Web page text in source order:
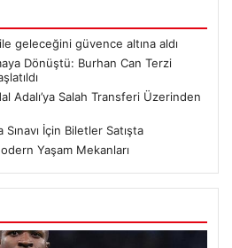
geleceğini güvence altına aldı
Dönüştü: Burhan Can Terzi
Adalı’ya Salah Transferi Üzerinden
İçin Biletler Satışta
Yaşam Mekanları